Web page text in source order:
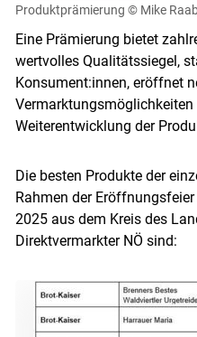
Produktprämierung © Mike
Eine Prämierung bietet
wertvolles Qualitätssiegel,
Konsument:innen, eröffnet
Weiterentwicklung der
Die besten Produkte der
Rahmen der
2025 aus dem Kreis des
Direktvermarkter NÖ sind: